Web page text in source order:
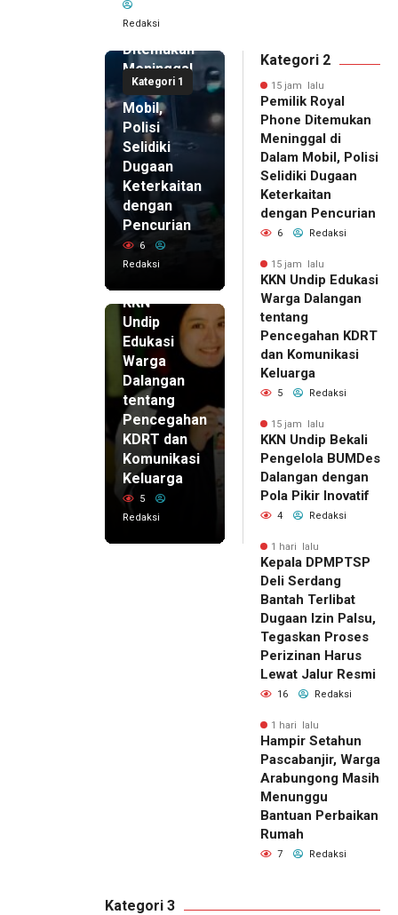
Redaksi
Kategori 1
Royal
Phone
Ditemukan
Meninggal
di Dalam
Mobil,
Polisi
Selidiki
Dugaan
Keterkaitan
dengan
Pencurian
6
Redaksi
KKN
Undip
Edukasi
Warga
Dalangan
tentang
Pencegahan
KDRT dan
Komunikasi
Keluarga
5
Redaksi
Kategori 2
15 jam lalu
Pemilik Royal
Phone Ditemukan
Meninggal di
Dalam Mobil, Polisi
Selidiki Dugaan
Keterkaitan
dengan Pencurian
6 Redaksi
15 jam lalu
KKN Undip Edukasi
Warga Dalangan
tentang
Pencegahan KDRT
dan Komunikasi
Keluarga
5 Redaksi
15 jam lalu
KKN Undip Bekali
Pengelola BUMDes
Dalangan dengan
Pola Pikir Inovatif
4 Redaksi
1 hari lalu
Kepala DPMPTSP
Deli Serdang
Bantah Terlibat
Dugaan Izin Palsu,
Tegaskan Proses
Perizinan Harus
Lewat Jalur Resmi
16 Redaksi
1 hari lalu
Hampir Setahun
Pascabanjir, Warga
Arabungong Masih
Menunggu
Bantuan Perbaikan
Rumah
7 Redaksi
Kategori 3